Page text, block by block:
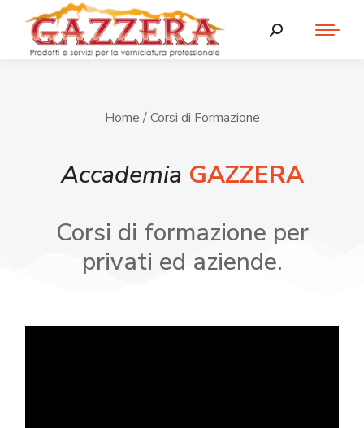
Home / Corsi di Formazione
Accademia GAZZERA
Corsi di formazione per
privati ed aziende.